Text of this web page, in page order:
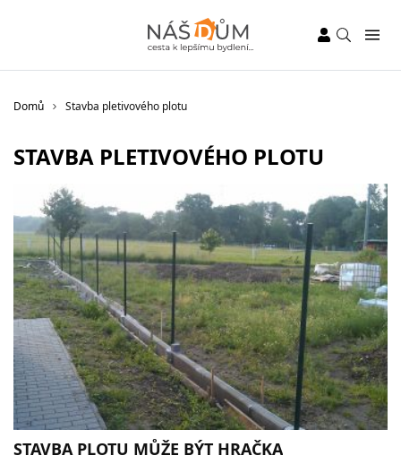
Domů Stavba pletivového plotu
STAVBA PLETIVOVÉHO PLOTU
STAVBA PLOTU MŮŽE BÝT HRAČKA